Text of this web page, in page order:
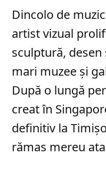
Dincolo de
artist vizual
sculptură,
mari muzee și
După o lungă
creat în
definitiv la
rămas mereu